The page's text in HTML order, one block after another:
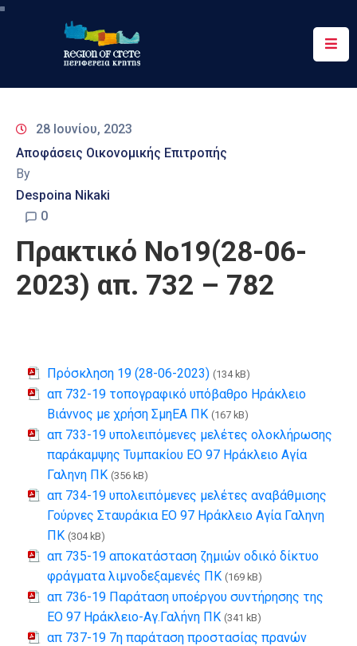
Περιφέρεια
&
Δράσεις
Ψηφιακές
Επικοινωνία
28 Ιουνίου, 2023
Αποφάσεις Οικονομικής Επιτροπής
By
Despoina Nikaki
0
Πρακτικό Νο19(28-06-
2023) απ. 732 – 782
Πρόσκληση 19 (28-06-2023) (134 kB)
απ 732-19 τοπογραφικό υπόβαθρο Ηράκλειο
Βιάννος με χρήση ΣμηΕΑ ΠΚ (167 kB)
απ 733-19 υπολειπόμενες μελέτες ολοκλήρωσης
παράκαμψης Τυμπακίου ΕΟ 97 Ηράκλειο Αγία
Γαληνη ΠΚ (356 kB)
απ 734-19 υπολειπόμενες μελέτες αναβάθμισης
Γούρνες Σταυράκια ΕΟ 97 Ηράκλειο Αγία Γαληνη
ΠΚ (304 kB)
απ 735-19 αποκατάσταση ζημιών οδικό δίκτυο
φράγματα λιμνοδεξαμενές ΠΚ (169 kB)
απ 736-19 Παράταση υποέργου συντήρησης της
ΕΟ 97 Ηράκλειο-Αγ.Γαλήνη ΠΚ (341 kB)
απ 737-19 7η παράταση προστασίας πρανών